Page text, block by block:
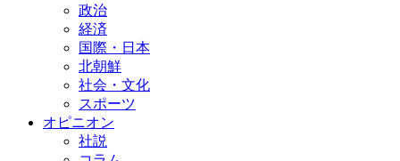
政治
経済
国際・日本
北朝鮮
社会・文化
スポーツ
オピニオン
社説